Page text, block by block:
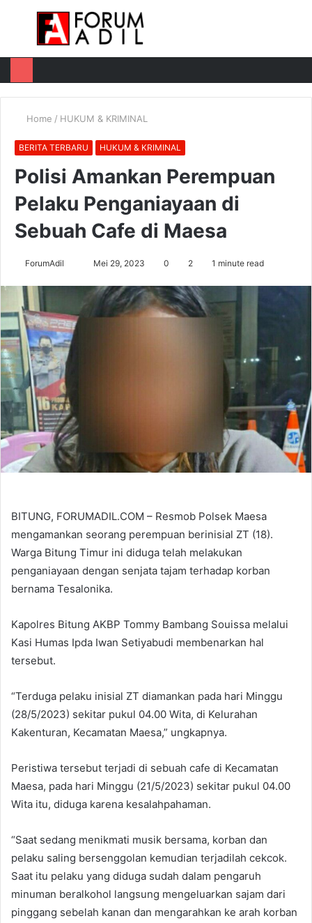
Menu
Home / HUKUM & KRIMINAL
BERITA TERBARU HUKUM & KRIMINAL
Polisi Amankan Perempuan
Pelaku Penganiayaan di
Sebuah Cafe di Maesa
ForumAdil
email
Mei 29, 2023 0 2 1 minute read
BITUNG, FORUMADIL.COM – Resmob Polsek Maesa
mengamankan seorang perempuan berinisial ZT (18).
Warga Bitung Timur ini diduga telah melakukan
penganiayaan dengan senjata tajam terhadap korban
bernama Tesalonika.
Kapolres Bitung AKBP Tommy Bambang Souissa melalui
Kasi Humas Ipda Iwan Setiyabudi membenarkan hal
tersebut.
“Terduga pelaku inisial ZT diamankan pada hari Minggu
(28/5/2023) sekitar pukul 04.00 Wita, di Kelurahan
Kakenturan, Kecamatan Maesa,” ungkapnya.
Peristiwa tersebut terjadi di sebuah cafe di Kecamatan
Maesa, pada hari Minggu (21/5/2023) sekitar pukul 04.00
Wita itu, diduga karena kesalahpahaman.
“Saat sedang menikmati musik bersama, korban dan
pelaku saling bersenggolan kemudian terjadilah cekcok.
Saat itu pelaku yang diduga sudah dalam pengaruh
minuman beralkohol langsung mengeluarkan sajam dari
pinggang sebelah kanan dan mengarahkan ke arah korban